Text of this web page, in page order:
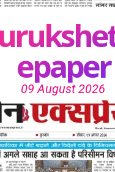
epaper
09 August 2026